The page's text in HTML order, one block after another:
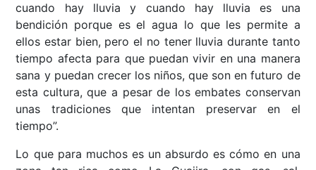
cuando hay lluvia y cuando hay lluvia es una
bendición porque es el agua lo que les permite a
ellos estar bien, pero el no tener lluvia durante tanto
tiempo afecta para que puedan vivir en una manera
sana y puedan crecer los niños, que son en futuro de
esta cultura, que a pesar de los embates conservan
unas tradiciones que intentan preservar en el
tiempo”.
Lo que para muchos es un absurdo es cómo en una